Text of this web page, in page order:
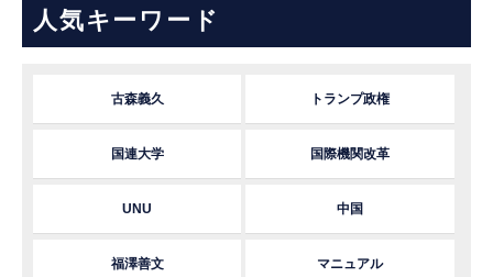
人気キーワード
古森義久 トランプ政権
国連大学 国際機関改革
UNU 中国
福澤善文 マニュアル